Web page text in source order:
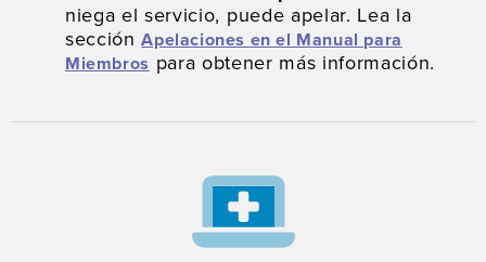
niega el servicio, puede apelar. Lea la
sección Apelaciones en el Manual para
Miembros para obtener más información.